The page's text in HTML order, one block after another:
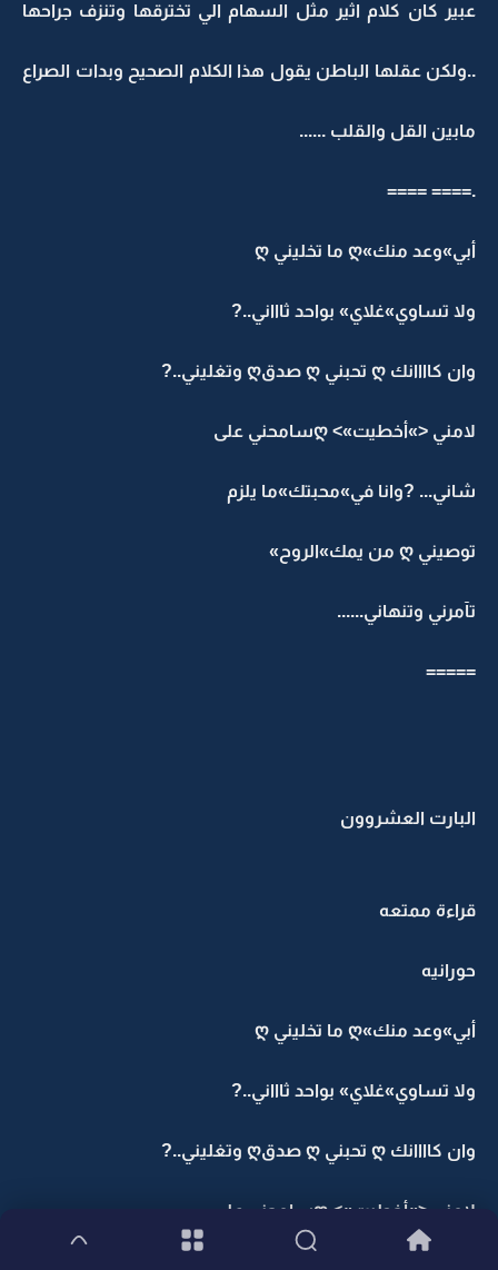
عبير كان كلام اثير مثل السهام الي تخترقها وتنزف جراحها
..ولكن عقلها الباطن يقول هذا الكلام الصحيح وبدات الصراع
مابين القل والقلب ......
.==== ====
أبي»وعد منك»ღ ما تخليني ღ
ولا تساوي»غلاي» بواحد ثاااني..?
وان كاااانك ღ تحبني ღ صدقღ وتغليني..?
لامني <»أخطيت»> ღسامحني على
شاني... ?وانا في»محبتك»ما يلزم
توصيني ღ من يمك»الروح»
تآمرني وتنهاني......
=====
البارت العشروون
قراءة ممتعه
حورانيه
أبي»وعد منك»ღ ما تخليني ღ
ولا تساوي»غلاي» بواحد ثاااني..?
وان كاااانك ღ تحبني ღ صدقღ وتغليني..?
لامني <»أخطيت»> ღسامحني على